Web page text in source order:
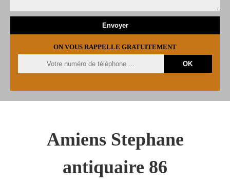
ON VOUS RAPPELLE GRATUITEMENT
Amiens Stephane
antiquaire 86